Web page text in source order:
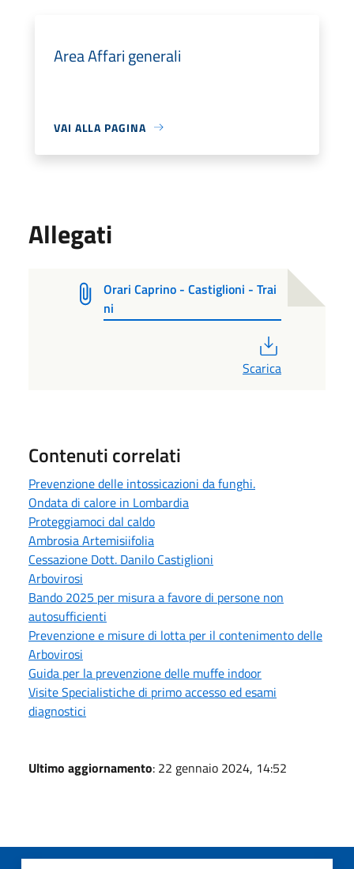
Area Affari generali
VAI ALLA PAGINA
Allegati
Orari Caprino - Castiglioni - Trai
ni
Scarica
Contenuti correlati
Prevenzione delle intossicazioni da funghi.
Ondata di calore in Lombardia
Proteggiamoci dal caldo
Ambrosia Artemisiifolia
Cessazione Dott. Danilo Castiglioni
Arbovirosi
Bando 2025 per misura a favore di persone non
autosufficienti
Prevenzione e misure di lotta per il contenimento delle
Arbovirosi
Guida per la prevenzione delle muffe indoor
Visite Specialistiche di primo accesso ed esami
diagnostici
Ultimo aggiornamento: 22 gennaio 2024, 14:52